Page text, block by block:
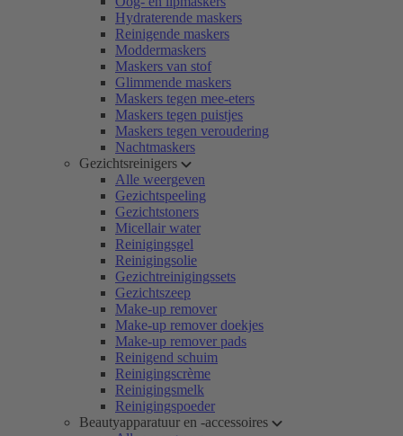
Hydraterende maskers
Reinigende maskers
Moddermaskers
Maskers van stof
Glimmende maskers
Maskers tegen mee-eters
Maskers tegen puistjes
Maskers tegen veroudering
Nachtmaskers
Gezichtsreinigers
Alle weergeven
Gezichtspeeling
Gezichtstoners
Micellair water
Reinigingsgel
Reinigingsolie
Gezichtreinigingssets
Gezichtszeep
Make-up remover
Make-up remover doekjes
Make-up remover pads
Reinigend schuim
Reinigingscrème
Reinigingsmelk
Reinigingspoeder
Beautyapparatuur en -accessoires